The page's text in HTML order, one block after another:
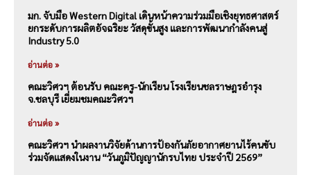
มก. จับมือ Western Digital เดินหน้าความร่วมมือเชิงยุทธศาสตร์
ยกระดับการผลิตอัจฉริยะ วัสดุขั้นสูง และการพัฒนากำลังคนสู่
Industry 5.0
อ่านต่อ »
คณะวิศวฯ ต้อนรับ คณะครู-นักเรียน โรงเรียนชลราษฎรอำรุง
จ.ชลบุรี เยี่ยมชมคณะวิศวฯ
อ่านต่อ »
คณะวิศวฯ นำผลงานวิจัยด้านการป้องกันภัยอากาศยานไร้คนขับ
ร่วมจัดแสดงในงาน “วันภูมิปัญญานักรบไทย ประจำปี 2569”